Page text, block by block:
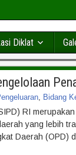
Diklat
, Bidang
RI
yang lebih
Daerah (OPD)